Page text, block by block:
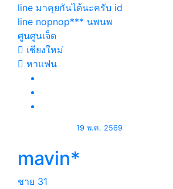
line มาคุยกันได้นะครับ id
line nopnop*** นพนพ
ศูนศูนเจ็ด
เชียงใหม่
หาแฟน
19 พ.ค. 2569
mavin*
ชาย 31